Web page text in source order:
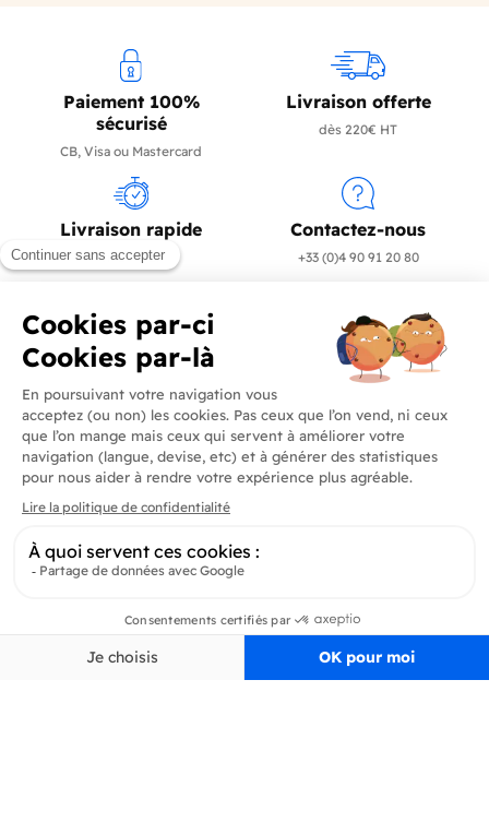
Paiement 100%
sécurisé
CB, Visa ou Mastercard
Livraison offerte
dès 220€ HT
Livraison rapide
en 24/72h
Contactez-nous
+33 (0)4 90 91 20 80